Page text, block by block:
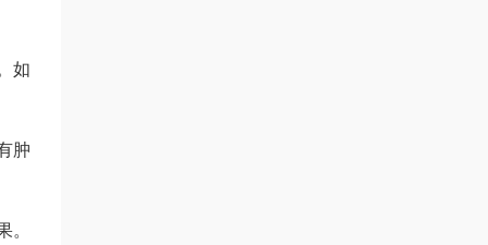
如
肿